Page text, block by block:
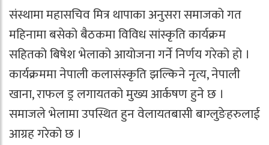
संस्थामा महासचिव मित्र थापाका अनुसरा समाजको गत
महिनामा बसेको बैठकमा विविध सांस्कृति कार्यक्रम
सहितको बिषेश भेलाको आयोजना गर्ने निर्णय गरेको हो ।
कार्यक्रममा नेपाली कलासंस्कृति झल्किने नृत्य, नेपाली
खाना, राफल ड्र लगायतको मुख्य आर्कषण हुने छ ।
समाजले भेलामा उपस्थित हुन वेलायतबासी बाग्लुङेहरुलाई
आग्रह गरेको छ ।